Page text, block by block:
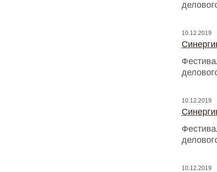
10.12.2019
10.12.2019
10.12.2019